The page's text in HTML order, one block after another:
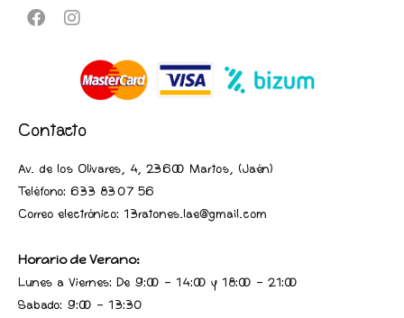
Contacto
Av. de los Olivares, 4, 23600 Martos, (Jaén)
Teléfono: 633 83 07 56
Correo electrónico: 13ratones.lae@gmail.com
Horario de Verano:
Lunes a Viernes: De 9:00 - 14:00 y 18:00 - 21:00
Sabado: 9:00 - 13:30